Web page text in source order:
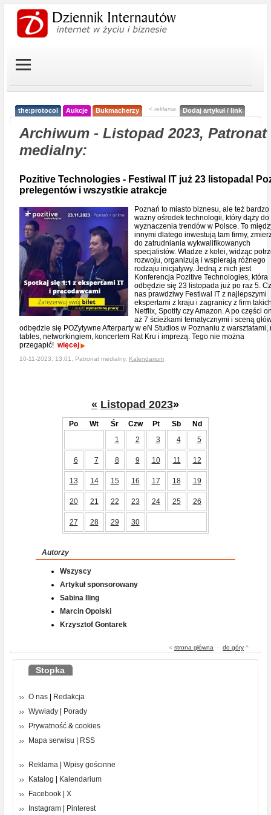
the:protocol Aukcje Bukmacherzy < reklama Dodaj artykuł / link
Archiwum - Listopad 2023, Patronat
medialny:
Pozitive Technologies - Festiwal IT już 23 listopada!
prelegentów i wszystkie atrakcje
Poznań to miasto biznesu, ale też bardzo
ważny ośrodek technologii, który dąży do
wyznaczenia trendów w Polsce. To
innymi dlatego inwestują tam firmy,
do zatrudniania wykwalifikowanych
specjalistów. Władze z kolei, widząc
rozwoju, organizują i wspierają różnego
rodzaju inicjatywy. Jedną z nich jest
Konferencja Pozitive Technologies, która
odbędzie się 23 listopada już po raz 5.
nas prawdziwy Festiwal IT z najlepszymi
ekspertami z kraju i zagranicy z firm
Netflix, Spotify czy Amazon. A po części
aż 7 ścieżkami tematycznymi i sceną
odbędzie się POZytywne Afterparty w eN Studios w Poznaniu z warsztatami,
tables, networkingiem, koncertem Rat Kru i imprezą. Tego nie można
przegapić! więcej
10-11-2023, 13:01, Patronat medialny, Kalendarium
« Listopad 2023»
Po Wt Śr Czw Pt Sb
Nd
1
2 3 4 5
6 7 8 9 10 11 12
13 14 15 16 17 18 19
20 21 22 23 24 25 26
27 28 29 30
Autorzy
Wszyscy
Artykuł sponsorowany
Sabina Iling
Marcin Opolski
Krzysztof Gontarek
« strona główna - do góry ^
Stopka
O nas
Redakcja
Wywiady
Porady
Prywatność & cookies
Mapa serwisu
RSS
Reklama
Wpisy gościnne
Katalog
Kalendarium
Facebook
X
Instagram
Pinterest